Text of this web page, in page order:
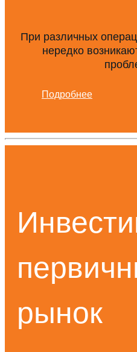
При различных
нередко
Подробнее
рынок